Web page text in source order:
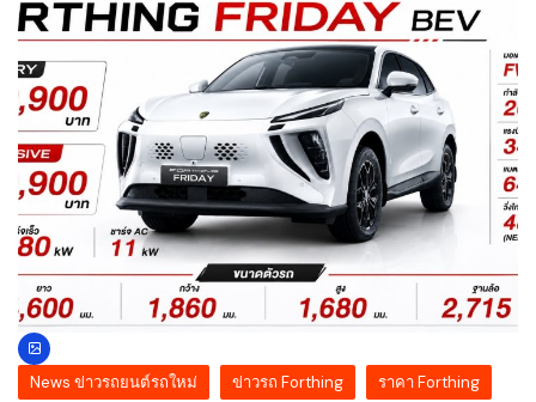
News ข่าวรถยนต์รถใหม่ ข่าวรถ Forthing ราคา Forthing